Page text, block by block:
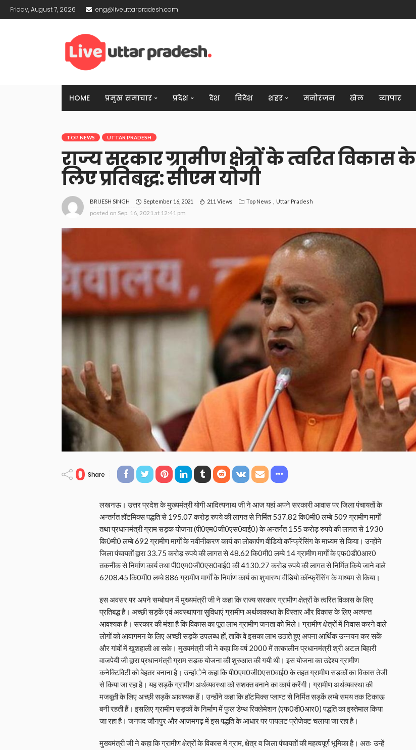
Friday, August 7, 2026 eng@liveuttarpradesh.com
HOME प्रमुख समाचार प्रदेश देश विदेश शहर मनोरंजन खेल व्यापार
TOP NEWS UTTAR PRADESH
राज्य सरकार ग्रामीण क्षेत्रों के त्वरित विकास के
लिए प्रतिबद्ध: सीएम योगी
BRIJESH SINGH September 16, 2021 211 Views Top News Uttar Pradesh
posted on Sep. 16, 2021 at 12:41 pm
0 Share
लखनऊ। उत्तर प्रदेश के मुख्यमंत्री योगी आदित्यनाथ जी ने आज यहां अपने सरकारी आवास पर जिला पंचायतों के
अन्तर्गत हॉटमिक्स पद्धति से 195.07 करोड़ रुपये की लागत से निर्मित 537.82 कि0मी0 लम्बे 509 ग्रामीण मार्गाें
तथा प्रधानमंत्री ग्राम सड़क योजना (पी0एम0जी0एस0वाई0) के अन्तर्गत 155 करोड़ रुपये की लागत से 1930
कि0मी0 लम्बे 692 ग्रामीण मार्गाें के नवीनीकरण कार्य का लोकार्पण वीडियो कॉन्फ्रेंसिंग के माध्यम से किया। उन्होंने
जिला पंचायतों द्वारा 33.75 करोड़ रुपये की लागत से 48.62 कि0मी0 लम्बे 14 ग्रामीण मार्गाें के एफ0डी0आर0
तकनीक से निर्माण कार्य तथा पी0एम0जी0एस0वाई0 की 4130.27 करोड़ रुपये की लागत से निर्मित किये जाने वाले
6208.45 कि0मी0 लम्बे 886 ग्रामीण मार्गाें के निर्माण कार्य का शुभारम्भ वीडियो कॉन्फ्रेंसिंग के माध्यम से किया।
इस अवसर पर अपने सम्बोधन में मुख्यमंत्री जी ने कहा कि राज्य सरकार ग्रामीण क्षेत्रों के त्वरित विकास के लिए
प्रतिबद्ध है। अच्छी सड़कें एवं अवस्थापना सुविधाएं ग्रामीण अर्थव्यवस्था के विस्तार और विकास के लिए अत्यन्त
आवश्यक है। सरकार की मंशा है कि विकास का पूरा लाभ ग्रामीण जनता को मिले। ग्रामीण क्षेत्रों में निवास करने वाले
लोगों को आवागमन के लिए अच्छी सड़कें उपलब्ध हों, ताकि वे इसका लाभ उठाते हुए अपना आर्थिक उन्नयन कर सकें
और गांवों में खुशहाली आ सके। मुख्यमंत्री जी ने कहा कि वर्ष 2000 में तत्कालीन प्रधानमंत्री श्री अटल बिहारी
वाजपेयी जी द्वारा प्रधानमंत्री ग्राम सड़क योजना की शुरुआत की गयी थी। इस योजना का उद्देश्य ग्रामीण
कनेक्टिविटी को बेहतर बनाना है। उन्हांेने कहा कि पी0एम0जी0एस0वाई0 के तहत ग्रामीण सड़कों का विकास तेजी
से किया जा रहा है। यह सड़कें ग्रामीण अर्थव्यवस्था को सशक्त बनाने का कार्य करेंगी। ग्रामीण अर्थव्यवस्था की
मजबूती के लिए अच्छी सड़कें आवश्यक हैं। उन्होंने कहा कि हॉटमिक्स प्लाण्ट से निर्मित सड़कें लम्बे समय तक टिकाऊ
बनी रहती हैं। इसलिए ग्रामीण सड़कों के निर्माण में फुल डेप्थ रिक्लेमेशन (एफ0डी0आर0) पद्धति का इस्तेमाल किया
जा रहा है। जनपद जौनपुर और आजमगढ़ में इस पद्धति के आधार पर पायलट प्रोजेक्ट चलाया जा रहा है।
मुख्यमंत्री जी ने कहा कि ग्रामीण क्षेत्रों के विकास में ग्राम, क्षेत्र व जिला पंचायतों की महत्वपूर्ण भूमिका है। अतः उन्हें